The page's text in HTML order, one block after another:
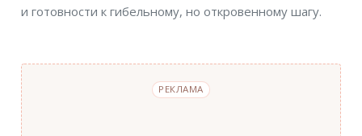
и готовности к гибельному, но откровенному шагу.
РЕКЛАМА